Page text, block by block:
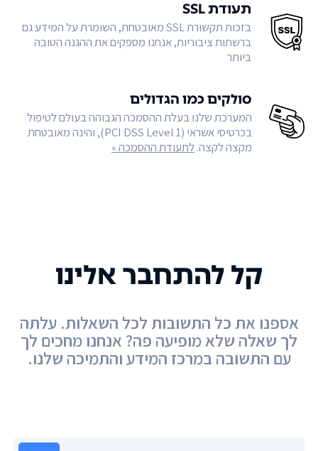
תעודת SSL
בזכות תקשורת SSL מאובטחת, השומרת על המידע גם
ברשתות ציבוריות, אנחנו מספקים את ההגנה הטובה
ביותר
סולקים כמו הגדולים
המערכת שלנו בעלת ההסמכה הגבוהה בעולם לטיפול
בכרטיסי אשראי (PCI DSS Level 1), והינה מאובטחת
מקצה לקצה.לתעודת ההסמכה »
קל להתחבר אלינו
אספנו את כל התשובות לכל השאלות. עלתה
לך שאלה שלא מופיעה פה? אנחנו מחכים לך
עם התשובה במרכז המידע והתמיכה שלנו.